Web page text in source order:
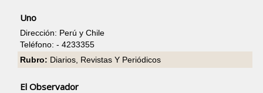
Uno
Dirección: Perú y Chile
Teléfono: - 4233355
Rubro: Diarios, Revistas Y Periódicos
El Observador